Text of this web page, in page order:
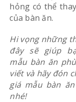
hỏng có thể
của bàn ăn.
Hi vọng những
đây sẽ giúp
mẫu bàn ăn
viết và hãy đón
giá mẫu bàn
nhé!